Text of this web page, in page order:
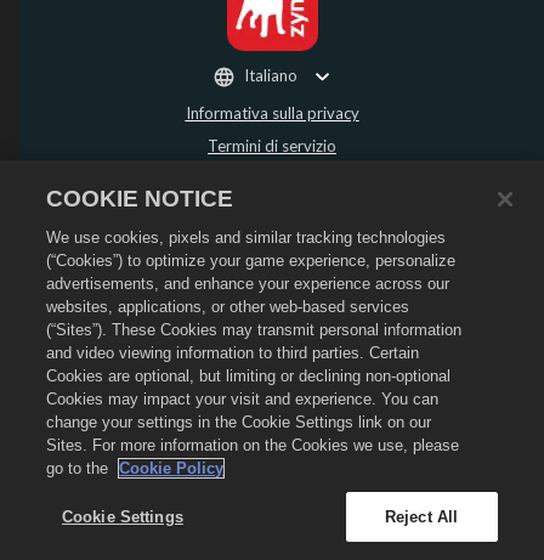
Informativa sulla privacy
Termini di servizio
Politica sui rimborsi
Informativa sui cookie
Assistenza per lo store
Assistenza di gioco
Impostazioni cookie
2026Social Point S.L. Dragon City e il logo Dragon City sono marchi registrati
di Social Point S.L. Tutti i diritti riservati. Il negozio di Dragon City è gestito da
Zynga, Inc. Offerte valide solo all'interno del gioco Dragon City. La disponibilità
e i prezzi dell'offerta variano in base alla regione.
Italiano
COOKIE NOTICE
We use cookies, pixels and similar tracking technologies
(“Cookies”) to optimize your game experience, personalize
advertisements, and enhance your experience across our
websites, applications, or other web-based services
(“Sites”). These Cookies may transmit personal information
and video viewing information to third parties. Certain
Cookies are optional, but limiting or declining non-optional
Cookies may impact your visit and experience. You can
change your settings in the Cookie Settings link on our
Sites. For more information on the Cookies we use, please
go to the
Cookie Policy
Cookie Settings Reject All